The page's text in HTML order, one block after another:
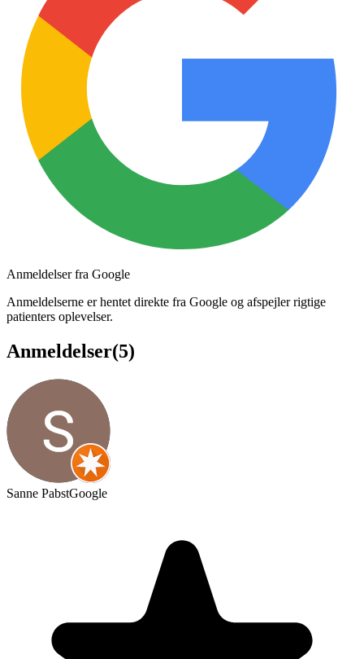
Anmeldelser fra Google
Anmeldelserne er hentet direkte fra Google og afspejler rigtige
patienters oplevelser.
Anmeldelser(5)
Sanne PabstGoogle